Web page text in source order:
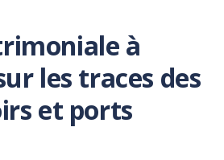
à
les traces des
et ports